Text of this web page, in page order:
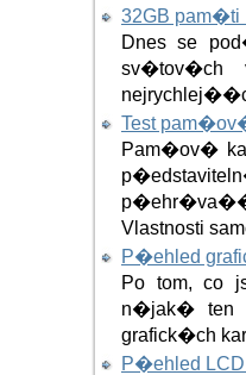
32GB pam�ti
Dnes se
Test
Pam�ov�
Vlastnosti
P�ehled
Po tom, co
n�jak� ten
grafick�ch
P�ehled